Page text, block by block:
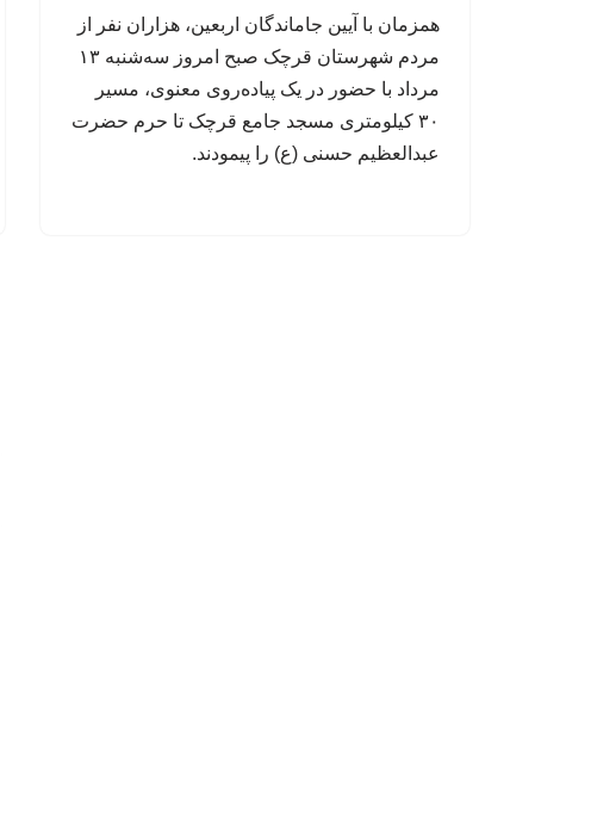
همزمان با آیین جاماندگان اربعین، هزاران نفر از
مردم شهرستان قرچک صبح امروز سه‌شنبه ۱۳
مرداد با حضور در یک پیاده‌روی معنوی، مسیر
۳۰ کیلومتری مسجد جامع قرچک تا حرم حضرت
عبدالعظیم حسنی (ع) را پیمودند.